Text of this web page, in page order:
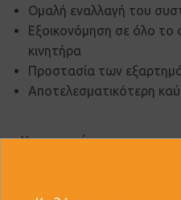
Ομαλή εναλλαγή του
Εξοικονόμηση σε όλο το
κινητήρα
Προστασία των
Αποτελεσματικότερη
Υγραεριοκίνηση